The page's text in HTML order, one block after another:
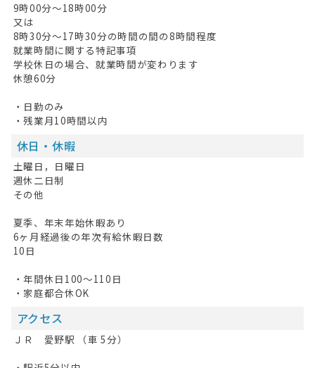
9時00分〜18時00分
又は
8時30分〜17時30分の時間の間の8時間程度
就業時間に関する特記事項
学校休日の場合、就業時間が変わります
休憩60分
・日勤のみ
・残業月10時間以内
休日・休暇
土曜日，日曜日
週休二日制
その他
夏季、年末年始休暇あり
6ヶ月経過後の年次有給休暇日数
10日
・年間休日100～110日
・家庭都合休OK
アクセス
ＪＲ 愛野駅 （車 5分）